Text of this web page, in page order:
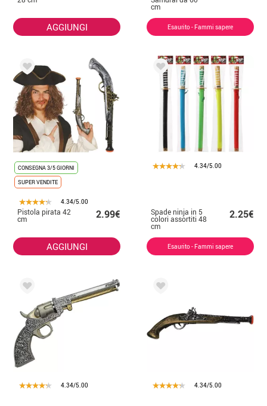
AGGIUNGI
cm
Esaurito - Fammi sapere
CONSEGNA 3/5 GIORNI
SUPER VENDITE
4.34/5.00
Pistola pirata 42
cm 2.99€
AGGIUNGI
4.34/5.00
Spade ninja in 5
colori assortiti 48
cm
2.25€
Esaurito - Fammi sapere
4.34/5.00 4.34/5.00